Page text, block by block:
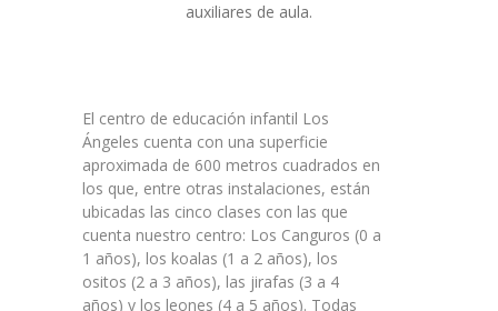
auxiliares de aula.
El centro de educación infantil Los
Ángeles cuenta con una superficie
aproximada de 600 metros cuadrados en
los que, entre otras instalaciones, están
ubicadas las cinco clases con las que
cuenta nuestro centro: Los Canguros (0 a
1 años), los koalas (1 a 2 años), los
ositos (2 a 3 años), las jirafas (3 a 4
años) y los leones (4 a 5 años). Todas